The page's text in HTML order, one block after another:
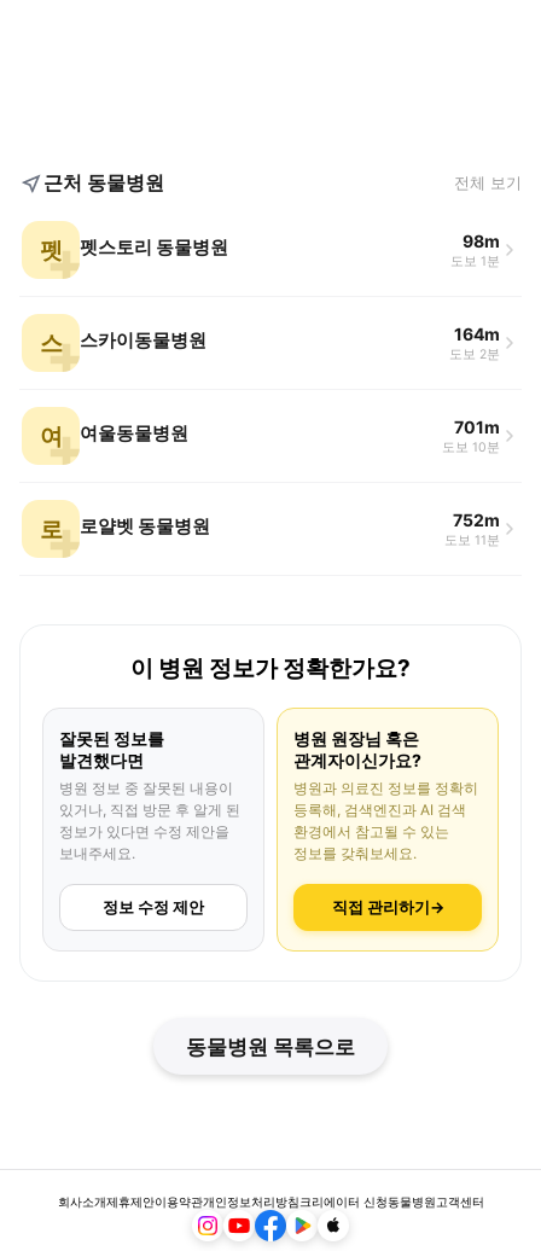
근처 동물병원 전체 보기
펫 펫스토리 동물병원 98m
도보 1분
스 스카이동물병원 164m
도보 2분
여 여울동물병원 701m
도보 10분
로 로얄벳 동물병원 752m
도보 11분
이 병원 정보가 정확한가요?
잘못된 정보를
발견했다면
병원 정보 중 잘못된 내용이
있거나, 직접 방문 후 알게 된
정보가 있다면 수정 제안을
보내주세요.
정보 수정 제안
병원 원장님 혹은
관계자이신가요?
병원과 의료진 정보를 정확히
등록해, 검색엔진과 AI 검색
환경에서 참고될 수 있는
정보를 갖춰보세요.
직접 관리하기→
동물병원 목록으로
회사소개제휴제안이용약관개인정보처리방침크리에이터 신청동물병원고객센터